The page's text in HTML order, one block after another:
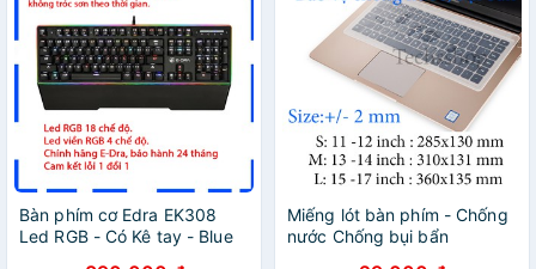
Bàn phím cơ Edra EK308
Led RGB - Có Kê tay - Blue
Miếng lót bàn phím - Chống
nước Chống bụi bẩn